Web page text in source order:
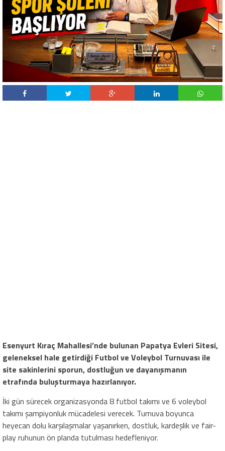
Esenyurt Kıraç Mahallesi’nde bulunan Papatya Evleri Sitesi,
geleneksel hale getirdiği Futbol ve Voleybol Turnuvası ile
site sakinlerini sporun, dostluğun ve dayanışmanın
etrafında buluşturmaya hazırlanıyor.
İki gün sürecek organizasyonda 8 futbol takımı ve 6 voleybol
takımı şampiyonluk mücadelesi verecek. Turnuva boyunca
heyecan dolu karşılaşmalar yaşanırken, dostluk, kardeşlik ve fair-
play ruhunun ön planda tutulması hedefleniyor.